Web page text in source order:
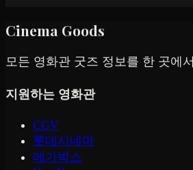
Cinema Goods
모든 영화관 굿즈 정보를 한 곳에서
지원하는 영화관
CGV
롯데시네마
메가박스